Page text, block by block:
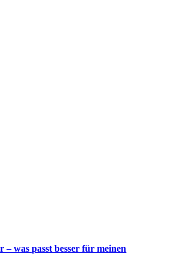
– was passt besser für meinen